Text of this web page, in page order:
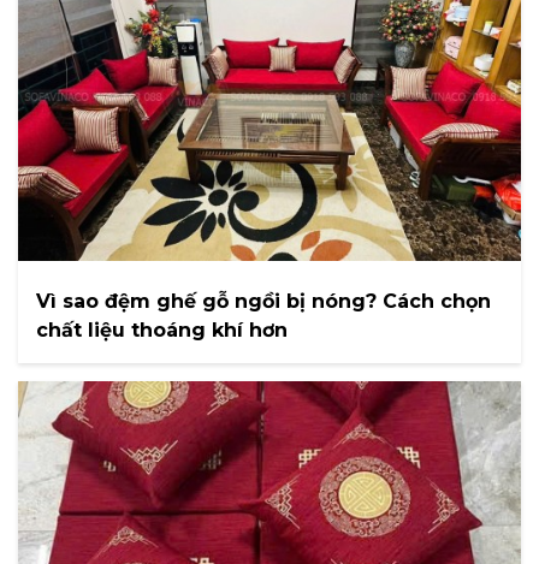
Vì sao đệm ghế gỗ ngồi bị nóng? Cách chọn
chất liệu thoáng khí hơn